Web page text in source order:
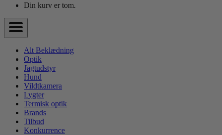
Din kurv er tom.
Alt Beklædning
Optik
Jagtudstyr
Hund
Vildtkamera
Lygter
Termisk optik
Brands
Tilbud
Konkurrence